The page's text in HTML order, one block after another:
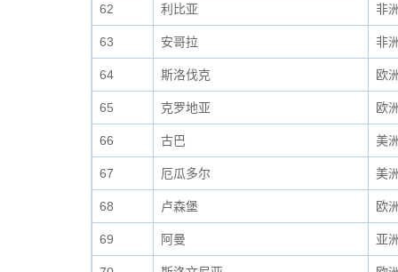
62 利比亚 非
63 安哥拉 非
64 斯洛伐克 欧
65 克罗地亚 欧
66 古巴 美
67 厄瓜多尔 美
68 卢森堡 欧
69 阿曼 亚